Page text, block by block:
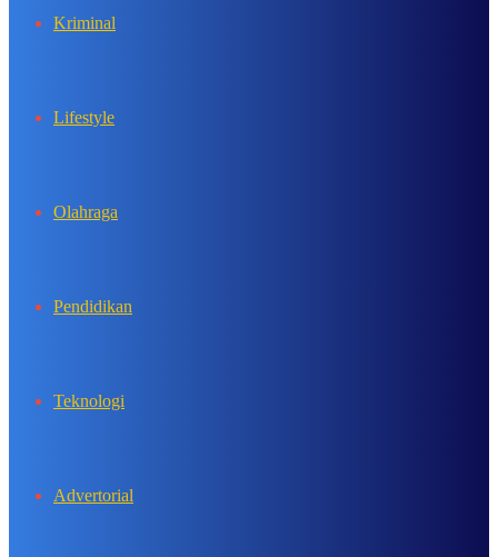
Kriminal
Lifestyle
Olahraga
Pendidikan
Teknologi
Advertorial